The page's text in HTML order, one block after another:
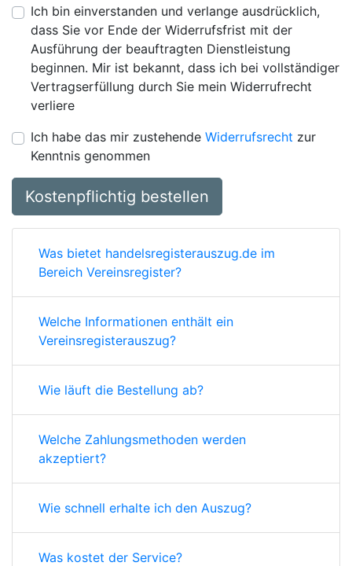
Ich bin einverstanden und verlange ausdrücklich,
dass Sie vor Ende der Widerrufsfrist mit der
Ausführung der beauftragten Dienstleistung
beginnen. Mir ist bekannt, dass ich bei vollständiger
Vertragserfüllung durch Sie mein Widerrufrecht
verliere
Ich habe das mir zustehende Widerrufsrecht zur
Kenntnis genommen
Kostenpflichtig bestellen
Was bietet handelsregisterauszug.de im
Bereich Vereinsregister?
Welche Informationen enthält ein
Vereinsregisterauszug?
Wie läuft die Bestellung ab?
Welche Zahlungsmethoden werden
akzeptiert?
Wie schnell erhalte ich den Auszug?
Was kostet der Service?